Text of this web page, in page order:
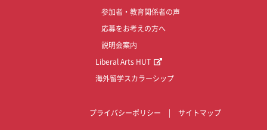
参加者・教育関係者の声
応募をお考えの方へ
説明会案内
Liberal Arts HUT
海外留学スカラーシップ
プライバシーポリシー サイトマップ